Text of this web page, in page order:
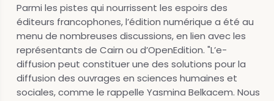
Parmi les pistes qui nourrissent les espoirs des
éditeurs francophones, l’édition numérique a été au
menu de nombreuses discussions, en lien avec les
représentants de Cairn ou d’OpenEdition. "L’e-
diffusion peut constituer une des solutions pour la
diffusion des ouvrages en sciences humaines et
sociales, comme le rappelle Yasmina Belkacem. Nous